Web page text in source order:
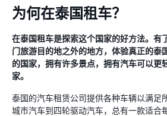
为何在泰国租车？
在泰国租车​​是探索这个国家的好方法。有
门旅游目的地之外的地方，体验真正的泰
的国家，拥有许多景点，拥有汽车可以更
家。
泰国的汽车租赁公司提供各种车辆以满足
城市汽车到四轮驱动汽车，总有一款适合